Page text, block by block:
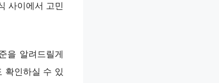
사이에서 고민
을 알려드릴게
확인하실 수 있